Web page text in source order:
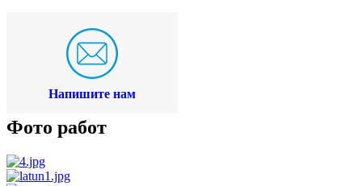
Напишите нам
Фото работ